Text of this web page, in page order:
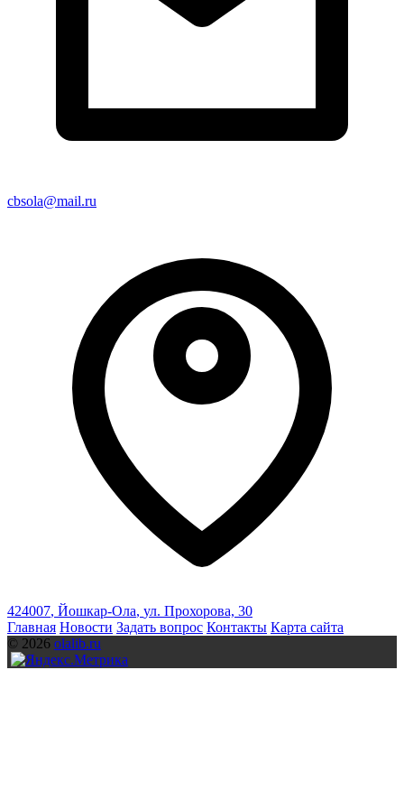
cbsola@mail.ru
424007, Йошкар-Ола, ул. Прохорова, 30
Главная Новости Задать вопрос Контакты Карта сайта
© 2026 olalib.ru